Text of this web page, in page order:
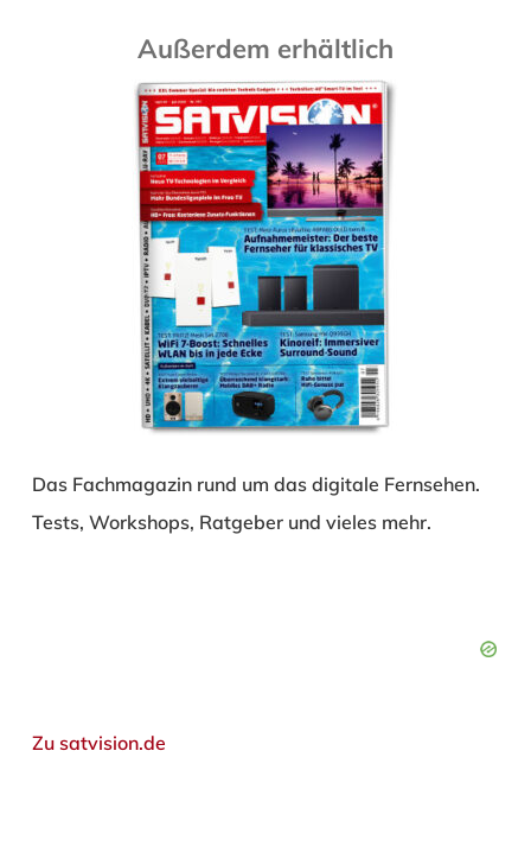
Außerdem erhältlich
Das Fachmagazin rund um das digitale Fernsehen.
Tests, Workshops, Ratgeber und vieles mehr.
Zu satvision.de